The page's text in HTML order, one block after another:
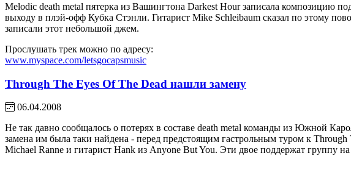
Melodic death metal пятерка из Вашингтона Darkest Hour записала композицию
выходу в плэй-офф Кубка Стэнли. Гитарист Mike Schleibaum сказал по этому
записали этот небольшой джем.
Прослушать трек можно по адресу:
www.myspace.com/letsgocapsmusic
Through The Eyes Of The Dead нашли замену
06.04.2008
Не так давно сообщалось о потерях в составе death metal команды из Южной
замена им была таки найдена - перед предстоящим гастрольным туром к
Michael Ranne и гитарист Hank из Anyone But You. Эти двое поддержат группу